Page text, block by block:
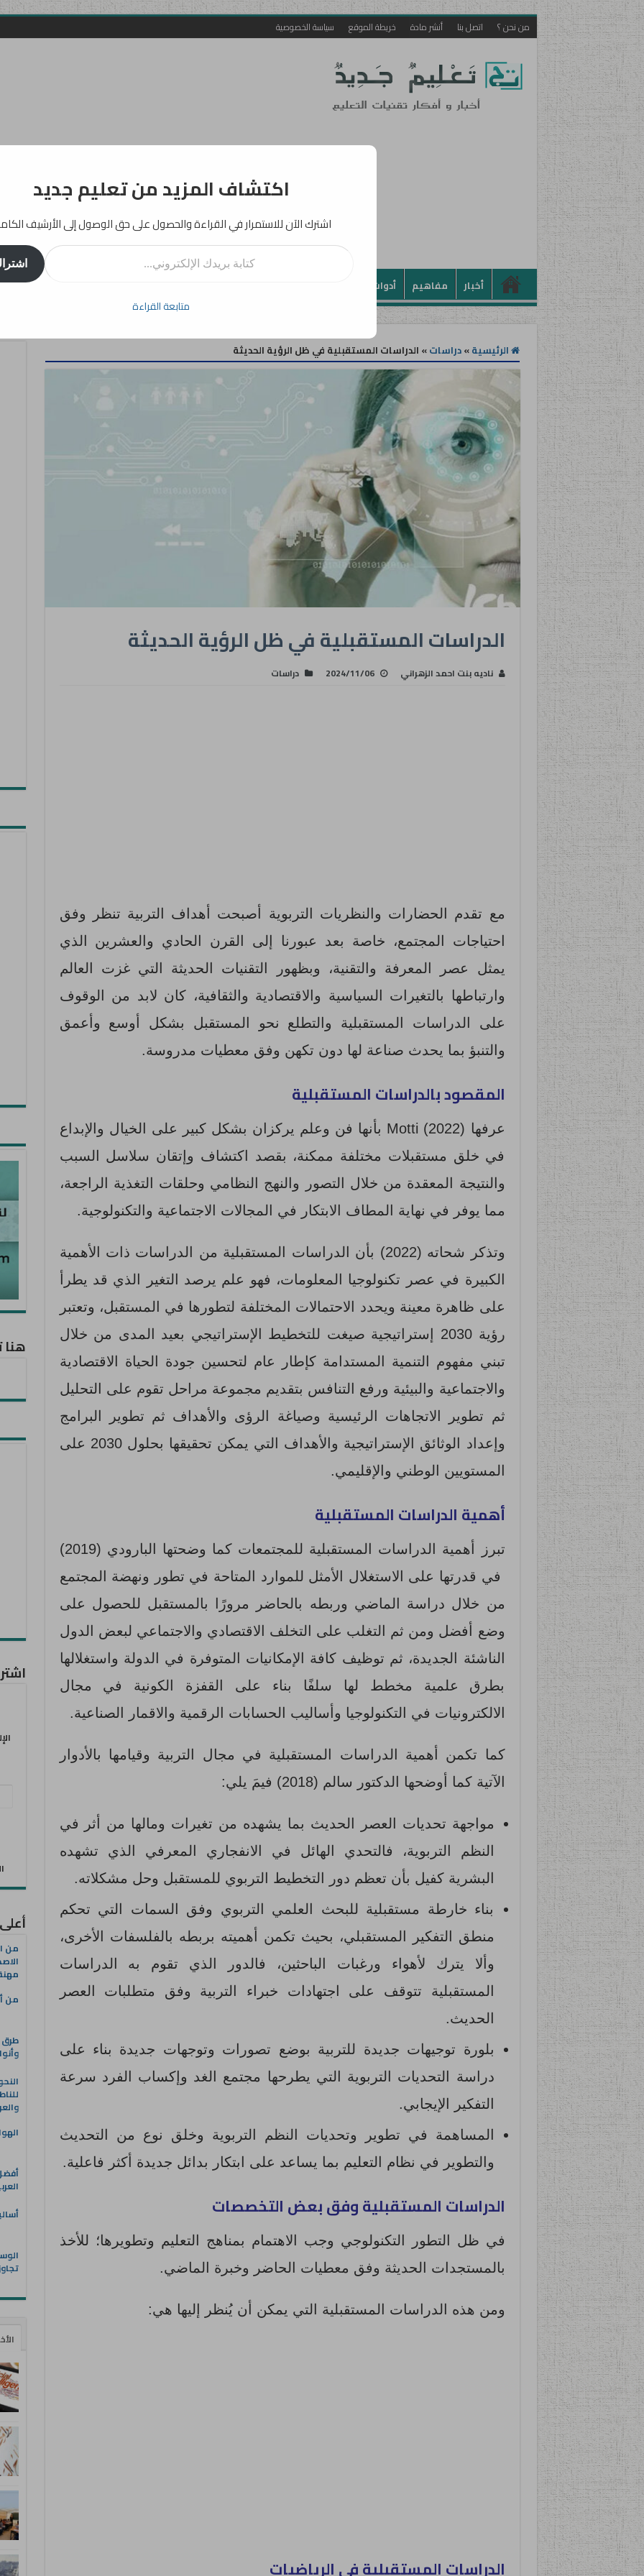
من نحن ؟ اتصل بنا أنشر مادة خريطة الموقع سياسة الخصوصية
أخبار مفاهيم أدوات بيداغوجيا
الرئيسية»دراسات» الدراسات المستقبلية في ظل الرؤية الحديثة
الدراسات المستقبلية في ظل الرؤية الحديثة
ناديه بنت احمد الزهراني 2024/11/06 دراسات
مع تقدم الحضارات والنظريات التربوية أصبحت أهداف التربية تنظر وفق
احتياجات المجتمع، خاصة بعد عبورنا إلى القرن الحادي والعشرين الذي
يمثل عصر المعرفة والتقنية، وبظهور التقنيات الحديثة التي غزت العالم
وارتباطها بالتغيرات السياسية والاقتصادية والثقافية، كان لابد من الوقوف
على الدراسات المستقبلية والتطلع نحو المستقبل بشكل أوسع وأعمق
والتنبؤ بما يحدث صناعة لها دون تكهن وفق معطيات مدروسة.
المقصود بالدراسات المستقبلية
عرفها (2022) Motti بأنها فن وعلم يركزان بشكل كبير على الخيال والإبداع
في خلق مستقبلات مختلفة ممكنة، بقصد اكتشاف وإتقان سلاسل السبب
والنتيجة المعقدة من خلال التصور والنهج النظامي وحلقات التغذية الراجعة،
مما يوفر في نهاية المطاف الابتكار في المجالات الاجتماعية والتكنولوجية.
وتذكر شحاته (2022) بأن الدراسات المستقبلية من الدراسات ذات الأهمية
الكبيرة في عصر تكنولوجيا المعلومات، فهو علم يرصد التغير الذي قد يطرأ
على ظاهرة معينة ويحدد الاحتمالات المختلفة لتطورها في المستقبل، وتعتبر
رؤية 2030 إستراتيجية صيغت للتخطيط الإستراتيجي بعيد المدى من خلال
تبني مفهوم التنمية المستدامة كإطار عام لتحسين جودة الحياة الاقتصادية
والاجتماعية والبيئية ورفع التنافس بتقديم مجموعة مراحل تقوم على التحليل
ثم تطوير الاتجاهات الرئيسية وصياغة الرؤى والأهداف ثم تطوير البرامج
وإعداد الوثائق الإستراتيجية والأهداف التي يمكن تحقيقها بحلول 2030 على
المستويين الوطني والإقليمي.
أهمية الدراسات المستقبلية
تبرز أهمية الدراسات المستقبلية للمجتمعات كما وضحتها البارودي (2019)
في قدرتها على الاستغلال الأمثل للموارد المتاحة في تطور ونهضة المجتمع
من خلال دراسة الماضي وربطه بالحاضر مرورًا بالمستقبل للحصول على
وضع أفضل ومن ثم التغلب على التخلف الاقتصادي والاجتماعي لبعض الدول
الناشئة الجديدة، ثم توظيف كافة الإمكانيات المتوفرة في الدولة واستغلالها
بطرق علمية مخطط لها سلفًا بناء على القفزة الكونية في مجال
الالكترونيات في التكنولوجيا وأساليب الحسابات الرقمية والاقمار الصناعية.
كما تكمن أهمية الدراسات المستقبلية في مجال التربية وقيامها بالأدوار
الآتية كما أوضحها الدكتور سالم (2018) فيمَ يلي:
مواجهة تحديات العصر الحديث بما يشهده من تغيرات ومالها من أثر في
النظم التربوية، فالتحدي الهائل في الانفجاري المعرفي الذي تشهده
البشرية كفيل بأن تعظم دور التخطيط التربوي للمستقبل وحل مشكلاته.
بناء خارطة مستقبلية للبحث العلمي التربوي وفق السمات التي تحكم
منطق التفكير المستقبلي، بحيث تكمن أهميته بربطه بالفلسفات الأخرى،
وألا يترك لأهواء ورغبات الباحثين، فالدور الذي تقوم به الدراسات
المستقبلية تتوقف على اجتهادات خبراء التربية وفق متطلبات العصر
الحديث.
بلورة توجيهات جديدة للتربية بوضع تصورات وتوجهات جديدة بناء على
دراسة التحديات التربوية التي يطرحها مجتمع الغد وإكساب الفرد سرعة
التفكير الإيجابي.
المساهمة في تطوير وتحديات النظم التربوية وخلق نوع من التحديث
والتطوير في نظام التعليم بما يساعد على ابتكار بدائل جديدة أكثر فاعلية.
الدراسات المستقبلية وفق بعض التخصصات
في ظل التطور التكنولوجي وجب الاهتمام بمناهج التعليم وتطويرها؛ للأخذ
بالمستجدات الحديثة وفق معطيات الحاضر وخبرة الماضي.
ومن هذه الدراسات المستقبلية التي يمكن أن يُنظر إليها هي:
الدراسات المستقبلية في الرياضيات
هنا
من
من
طرق
اكتشاف المزيد من تعليم جديد
اشترك الآن للاستمرار في القراءة والحصول على حق الوصول إلى الأرشيف
كتابة بريدك الإلكتروني...
متابعة القراءة